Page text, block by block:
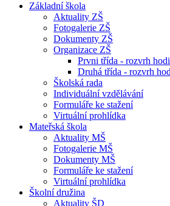
Základní škola
Aktuality ZŠ
Fotogalerie ZŠ
Dokumenty ZŠ
Organizace ZŠ
Prvni třída - rozvrh
Druhá třída - rozvrh
Školská rada
Individuální vzdělávání
Formuláře ke stažení
Virtuální prohlídka
Mateřská škola
Aktuality MŠ
Fotogalerie MŠ
Dokumenty MŠ
Formuláře ke stažení
Virtuální prohlídka
Školní družina
Aktuality ŠD